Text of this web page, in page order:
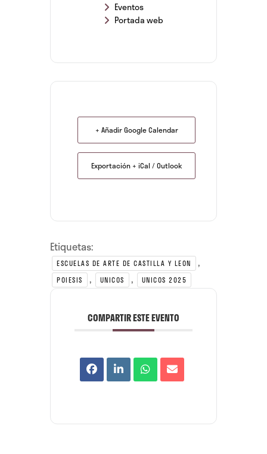
Eventos
Portada web
+ Añadir Google Calendar
Exportación + iCal / Outlook
Etiquetas:
ESCUELAS DE ARTE DE CASTILLA Y LEON ,
POIESIS , UNICOS , UNICOS 2025
COMPARTIR ESTE EVENTO